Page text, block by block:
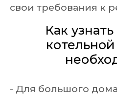
свои требования к
Как
- Для большого